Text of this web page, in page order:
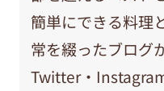
簡単にできる料理
常を綴ったブログ
Twitter・